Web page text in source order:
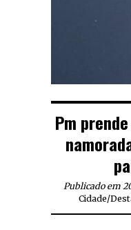
Pm
Publicado em
Cidade/